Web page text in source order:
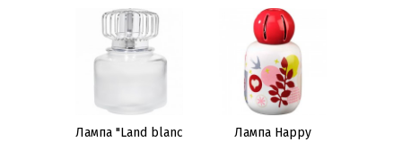
Зелений (1)
Коричневий
Лампа "Land blanc
Лампа Happy